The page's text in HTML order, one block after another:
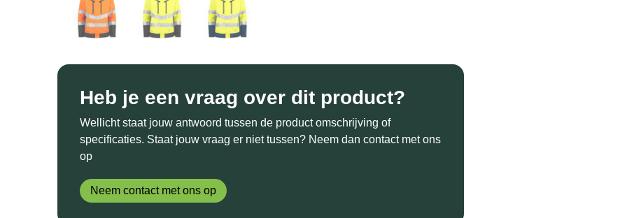
Heb je een vraag over dit product?
Wellicht staat jouw antwoord tussen de product omschrijving of
specificaties. Staat jouw vraag er niet tussen? Neem dan contact met ons
op
Neem contact met ons op